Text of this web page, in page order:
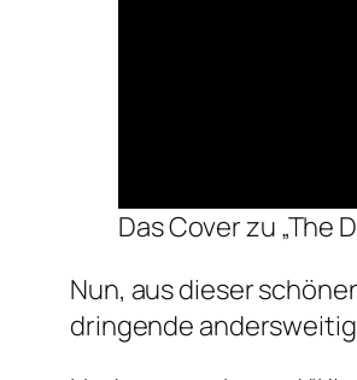
Das Cover zu „The
Nun, aus dieser
dringende